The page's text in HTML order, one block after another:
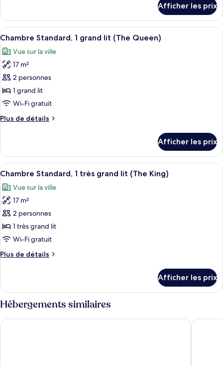
Sofa
Bed
ADA)
Bed
1
très
grand
lit
et
1
canapé-
lit
(The
King
Sofa
Bed)
Suite
Deluxe,
1
grand
lit
canapé-
lit
(The
King
Bed)
Afficher les prix
Afficher
toutes
les
photos
pour
ce
type
chambre :
grand
lit
(The
Queen)
Un lit bien fait, agrémenté d’un
5
Chambre Standard, 1 grand lit (The Queen)
Vue sur la ville
17 m²
2 personnes
1 grand lit
Wi-Fi gratuit
Plus de détails
Plus
Chambre
Standard,
1
lit
(The
Afficher les prix
Afficher
toutes
les
photos
pour
ce
type
chambre :
très
grand
lit
Une chambre d’hôtel avec un grand
10
Chambre Standard, 1 très grand lit (The King)
Vue sur la ville
17 m²
2 personnes
1 très grand lit
Wi-Fi gratuit
Plus de détails
Plus
Chambre
Standard,
1
grand
Afficher les prix
Hébergements similaires
The Sofia Hotel The